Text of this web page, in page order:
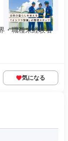
・職種未経験者
気になる